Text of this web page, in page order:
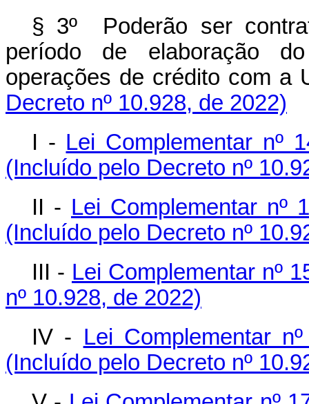
§ 3º Poderão ser
período de elaboração
operações de crédito com a
Decreto nº 10.928, de 2022)
I - Lei Complementar nº
(Incluído pelo Decreto nº
II - Lei Complementar nº
(Incluído pelo Decreto nº
III - Lei Complementar nº
nº 10.928, de 2022)
IV - Lei Complementar
(Incluído pelo Decreto nº